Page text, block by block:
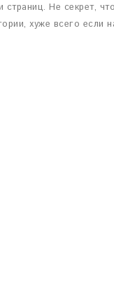
Не секрет,
хуже всего если